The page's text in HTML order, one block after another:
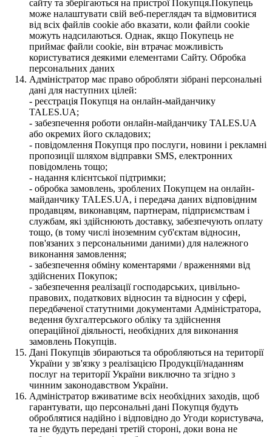
сайту та зберігаються на пристрої Покупця.Покупець
може налаштувати свій веб-переглядач та відмовитися
від всіх файлів cookie або вказати, коли файли cookie
можуть надсилаються. Однак, якщо Покупець не
приймає файли cookie, він втрачає можливість
користуватися деякими елементами Сайту. Обробка
персональних даних
Адміністратор має право обробляти зібрані персональні
дані для наступних цілей:
- реєстрація Покупця на онлайн-майданчику
TALES.UA;
- забезпечення роботи онлайн-майданчику TALES.UA
або окремих його складових;
- повідомлення Покупця про послуги, новини і рекламні
пропозиції шляхом відправки SMS, електронних
повідомлень тощо;
- надання клієнтської підтримки;
- обробка замовлень, зроблених Покупцем на онлайн-
майданчику TALES.UA, і передача даних відповідним
продавцям, виконавцям, партнерам, підприємствам і
службам, які здійснюють доставку, забезпечують оплату
тощо, (в тому числі іноземним суб'єктам відносин,
пов'язаних з персональними даними) для належного
виконання замовлення;
- забезпечення обміну коментарями / враженнями від
здійснених Покупок;
- забезпечення реалізації господарських, цивільно-
правових, податкових відносин та відносин у сфері,
передбаченої статутними документами Адміністратора,
ведення бухгалтерського обліку та здійснення
операційної діяльності, необхідних для виконання
замовлень Покупців.
Дані Покупців збираються та обробляються на території
України у зв'язку з реалізацією Продукції/наданням
послуг на території України виключно та згідно з
чинним законодавством України.
Адміністратор вживатиме всіх необхідних заходів, щоб
гарантувати, що персональні дані Покупця будуть
оброблятися надійно і відповідно до Угоди користувача,
та не будуть передані третій стороні, доки вона не